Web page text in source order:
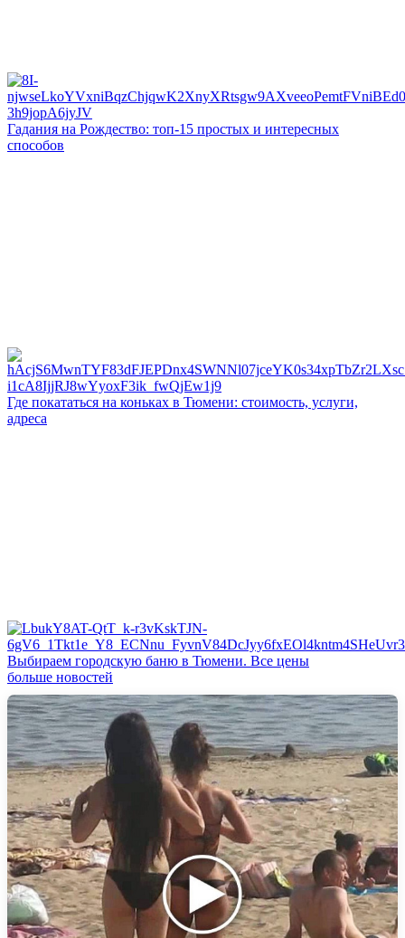
Гадания на Рождество: топ-15 простых и интересных
способов
Где покататься на коньках в Тюмени: стоимость, услуги,
адреса
Выбираем городскую баню в Тюмени. Все цены
больше новостей